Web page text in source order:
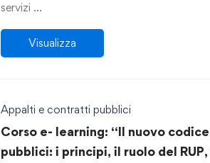
servizi …
Visualizza
Appalti e contratti pubblici
Corso e- learning: “Il nuovo
pubblici: i principi, il ruolo del